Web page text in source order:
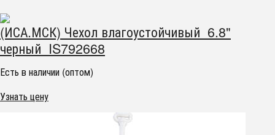
(ИСА.МСК) Чехол влагоустойчивый 6.8"
черный IS792668
Есть в наличии (оптом)
Узнать цену